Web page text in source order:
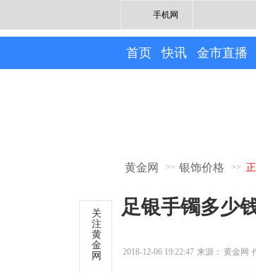
手机网
首页 快讯 金市直播
黄金网 >> 银饰价格 >>
足银手镯多少
2018-12-06 19:22:47 来源： 黄金网
关
注
黄
金
网